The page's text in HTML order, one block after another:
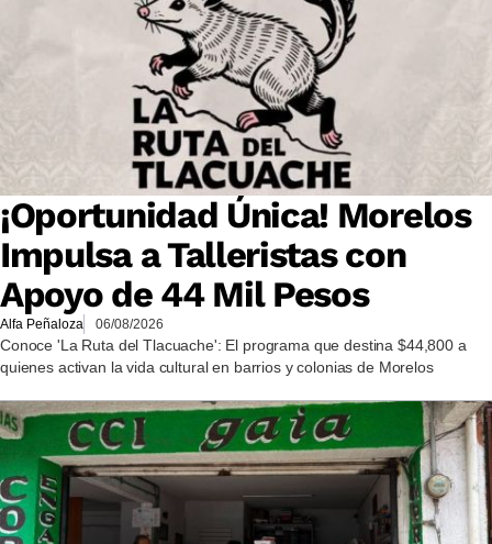
¡Oportunidad Única! Morelos
Impulsa a Talleristas con
Apoyo de 44 Mil Pesos
Alfa Peñaloza 06/08/2026
Conoce 'La Ruta del Tlacuache': El programa que destina $44,800 a
quienes activan la vida cultural en barrios y colonias de Morelos